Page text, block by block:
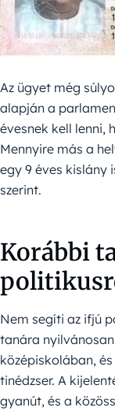
Az ügyet még
alapján a
évesnek kell lenni,
Mennyire más a
egy 9 éves kislány
szerint.
Korábbi
Nem segíti az ifjú
tanára
középiskolában,
tinédzser. A
gyanút, és a